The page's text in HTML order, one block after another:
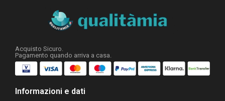
Acquisto Sicuro.
Pagamento quando arriva a casa.
Informazioni e dati